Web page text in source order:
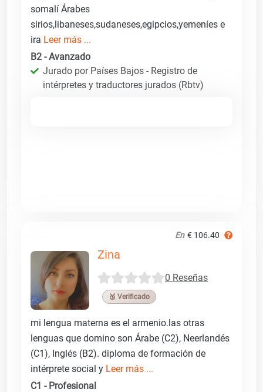
somalí Árabes
sirios,libaneses,sudaneses,egipcios,yemeníes e
ira Leer más ...
B2 - Avanzado
Jurado por Países Bajos - Registro de
intérpretes y traductores jurados (Rbtv)
En € 106.40
Zina
0 Reseñas
🥉 Verificado
mi lengua materna es el armenio.las otras
lenguas que domino son Árabe (C2), Neerlandés
(C1), Inglés (B2). diploma de formación de
intérprete social y Leer más ...
C1 - Profesional